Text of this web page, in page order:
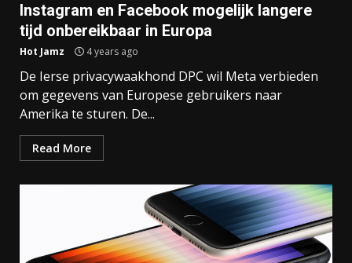
Instagram en Facebook mogelijk langere
tijd onbereikbaar in Europa
Hot Jamz 4 years ago
De Ierse privacywaakhond DPC wil Meta verbieden
om gegevens van Europese gebruikers naar
Amerika te sturen. De...
Read More